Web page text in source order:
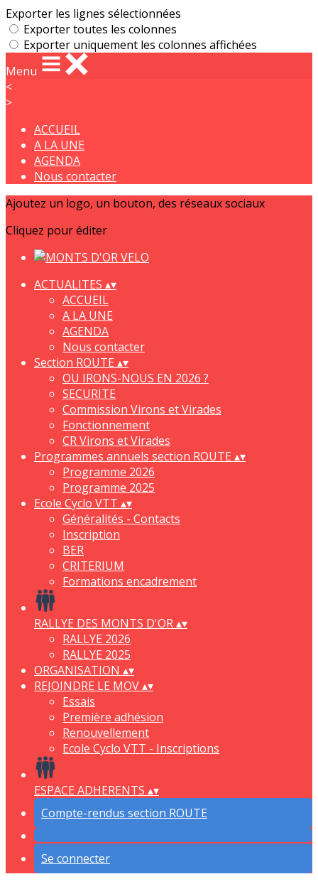
Exporter les lignes sélectionnées
Exporter toutes les colonnes
Exporter uniquement les colonnes affichées
Menu
<
>
ACCUEIL
A LA UNE
AGENDA
Nous contacter
Ajoutez un logo, un bouton, des réseaux sociaux
Cliquez pour éditer
ACTUALITES ▴▾
ACCUEIL
A LA UNE
AGENDA
Nous contacter
Section ROUTE ▴▾
OU IRONS-NOUS EN 2026 ?
SECURITE
Commission Virons et Virades
Fonctionnement
CR Virons et Virades
Programmes annuels section ROUTE ▴▾
Programme 2026
Programme 2025
Ecole Cyclo VTT ▴▾
Généralités - Contacts
Inscription
BER
CRITERIUM
Formations encadrement
RALLYE DES MONTS D'OR▴▾
RALLYE 2026
RALLYE 2025
ORGANISATION ▴▾
REJOINDRE LE MOV▴▾
Essais
Première adhésion
Renouvellement
Ecole Cyclo VTT - Inscriptions
ESPACE ADHERENTS ▴▾
Compte-rendus section ROUTE
Se connecter